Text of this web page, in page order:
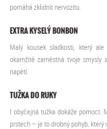
pomáhá zklidnit nervozitu.
EXTRA KYSELÝ BONBON
Malý kousek sladkosti, který
okamžitě zaměstná tvoje smysly
napětí.
TUŽKA DO RUKY
I obyčejná tužka dokáže pomoct.
prstech – je to drobný pohyb, který